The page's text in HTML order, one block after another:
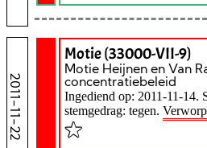
2011-11-22
Motie (33000-VII-9)
Motie Heijnen en Van
concentratiebeleid
Ingediend op: 2011-11-14.
stemgedrag: tegen.